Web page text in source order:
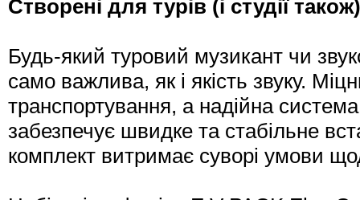
Створені для турів (і студії також)
Будь-який туровий музикант чи
само важлива, як і якість звуку.
транспортування, а надійна
забезпечує швидке та стабільне
комплект витримає суворі умови